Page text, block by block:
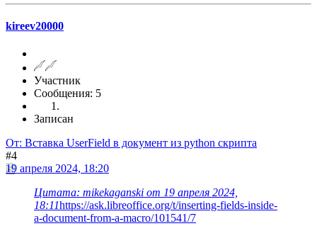
kireev20000
Участник
Сообщения: 5
Записан
От: Вставка UserField в документ из python скрипта
#4
19 апреля 2024, 18:20
Цитата: mikekaganski от 19 апреля 2024,
18:11https://ask.libreoffice.org/t/inserting-fields-inside-
a-document-from-a-macro/101541/7